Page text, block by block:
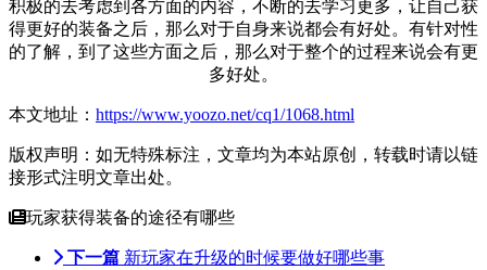
积极的去考虑到各方面的内容，不断的去学习更多，让自己获
得更好的装备之后，那么对于自身来说都会有好处。有针对性
的了解，到了这些方面之后，那么对于整个的过程来说会有更
多好处。
本文地址： https://www.yoozo.net/cq1/1068.html
版权声明：如无特殊标注，文章均为本站原创，转载时请以链
接形式注明文章出处。
玩家获得装备的途径有哪些
下一篇 新玩家在升级的时候要做好哪些事